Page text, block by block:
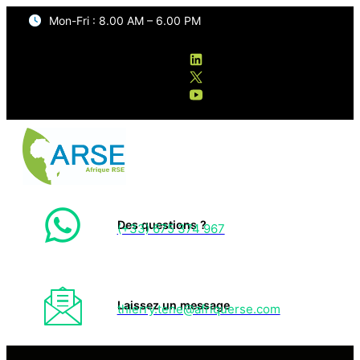
Mon-Fri : 8.00 AM – 6.00 PM
Des questions ?
(+33) 675 374 967
Laissez un message
thierry.tene@afriquerse.com